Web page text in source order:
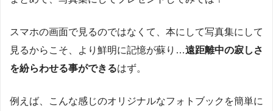
スマホの画面で見るのではなくて、本にして写真集にして
見るからこそ、より鮮明に記憶が蘇り…遠距離中の寂しさ
を紛らわせる事ができるはず。
例えば、こんな感じのオリジナルなフォトブックを簡単に